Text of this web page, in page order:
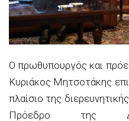
Ο πρωθυπουργός και
Κυριάκος Μητσοτάκης
πλαίσιο της
Πρόεδρο της